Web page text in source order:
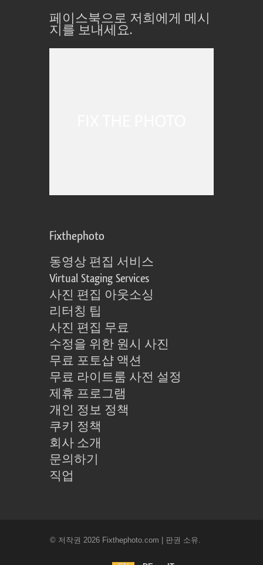
페이스북으로 저희에게 메시
지를 보내세요.
Fixthephoto
동영상 편집 서비스
Virtual Staging Services
사진 편집 아웃소싱
리터칭 팁
사진 편집 무료
수정을 위한 원시 사진
무료 포토샵 액션
무료 라이트룸 사전 설정
제휴 프로그램
개인 정보 정책
쿠키 정책
회사 소개
문의하기
직업
© 저작권 2026 Fixthephoto.com | 판권 소유.